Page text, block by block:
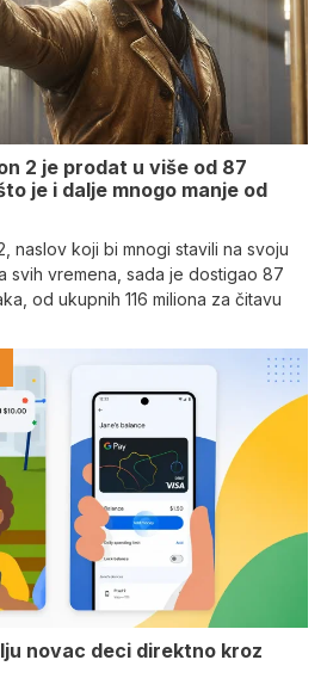
2 je prodat u više od 87
je i dalje mnogo manje od
naslov koji bi mnogi stavili na svoju
svih vremena, sada je dostigao 87
od ukupnih 116 miliona za čitavu
novac deci direktno kroz